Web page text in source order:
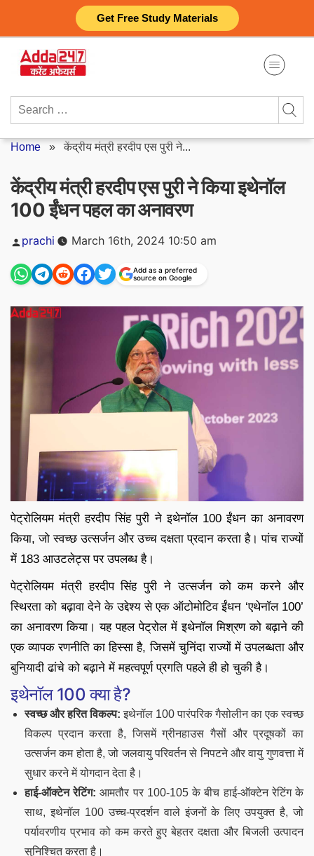
Get Free Study Materials
content
Search
Home »केंद्रीय मंत्री हरदीप एस पुरी ने...
केंद्रीय मंत्री हरदीप एस पुरी ने किया इथेनॉल
100 ईंधन पहल का अनावरण
Posted
by
prachi March 16th, 2024 10:50 am
Add as a preferred
source on Google
पेट्रोलियम मंत्री हरदीप सिंह पुरी ने इथेनॉल 100 ईंधन का अनावरण
किया, जो स्वच्छ उत्सर्जन और उच्च दक्षता प्रदान करता है। पांच राज्यों
में 183 आउटलेट्स पर उपलब्ध है।
पेट्रोलियम मंत्री हरदीप सिंह पुरी ने उत्सर्जन को कम करने और
स्थिरता को बढ़ावा देने के उद्देश्य से एक ऑटोमोटिव ईंधन ‘एथेनॉल 100’
का अनावरण किया। यह पहल पेट्रोल में इथेनॉल मिश्रण को बढ़ाने की
एक व्यापक रणनीति का हिस्सा है, जिसमें चुनिंदा राज्यों में उपलब्धता और
बुनियादी ढांचे को बढ़ाने में महत्वपूर्ण प्रगति पहले ही हो चुकी है।
इथेनॉल 100 क्या है?
स्वच्छ और हरित विकल्प:इथेनॉल 100 पारंपरिक गैसोलीन का एक स्वच्छ
विकल्प प्रदान करता है, जिसमें ग्रीनहाउस गैसों और प्रदूषकों का
उत्सर्जन कम होता है, जो जलवायु परिवर्तन से निपटने और वायु गुणवत्ता में
सुधार करने में योगदान देता है।
हाई-ऑक्टेन रेटिंग: आमतौर पर 100-105 के बीच हाई-ऑक्टेन रेटिंग के
साथ, इथेनॉल 100 उच्च-प्रदर्शन वाले इंजनों के लिए उपयुक्त है, जो
पर्यावरणीय प्रभाव को कम करते हुए बेहतर दक्षता और बिजली उत्पादन
सुनिश्चित करता है।